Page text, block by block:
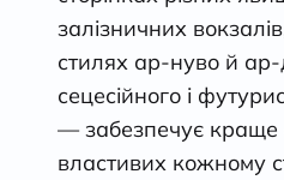
залізничних
стилях ар-нуво й
сецесійного і
— забезпечує краще
властивих кожному